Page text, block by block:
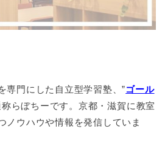
専門にした自立型学習塾、”ゴール
称らぼちーです。京都・滋賀に教室
ノウハウや情報を発信していま